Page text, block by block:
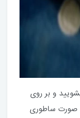
و بر روی
صورت ساطوری